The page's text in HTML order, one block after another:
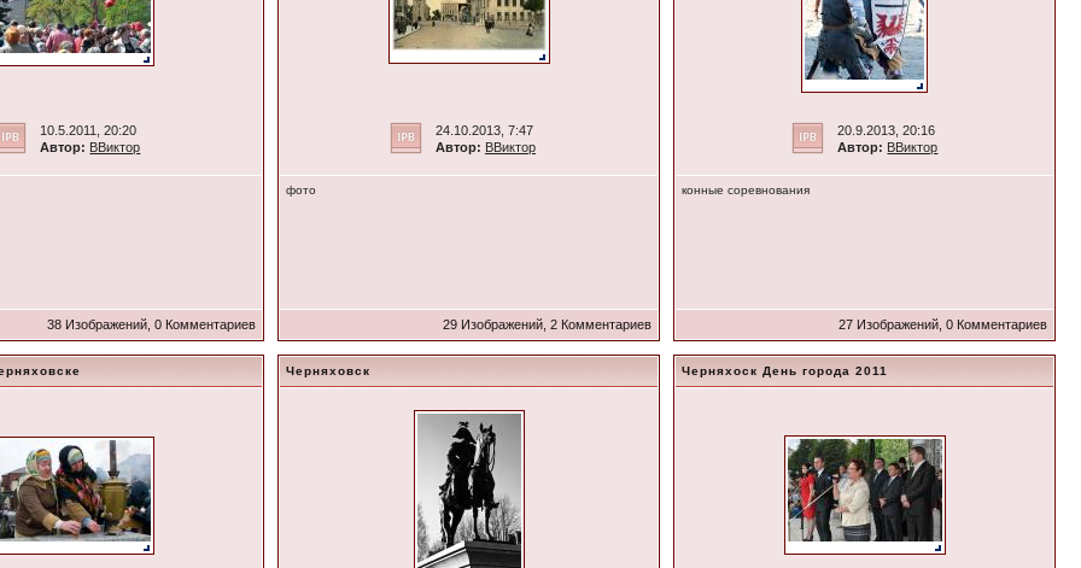
10.5.2011, 20:20
Автор: ВВиктор
38 Изображений, 0 Комментариев
24.10.2013, 7:47
Автор: ВВиктор
фото
29 Изображений, 2 Комментариев
20.9.2013, 20:16
Автор: ВВиктор
конные соревнования
27 Изображений, 0 Комментариев
Черняховск Черняхоск День города 2011